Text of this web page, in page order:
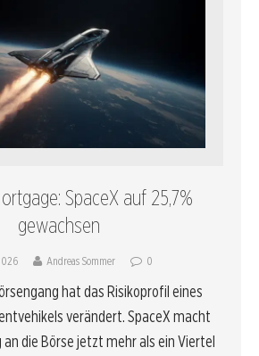
SpaceX auf 25,7%
gewachsen
Andreas Sommer 0
hat das Risikoprofil eines
verändert. SpaceX macht
an die Börse jetzt mehr als ein Viertel